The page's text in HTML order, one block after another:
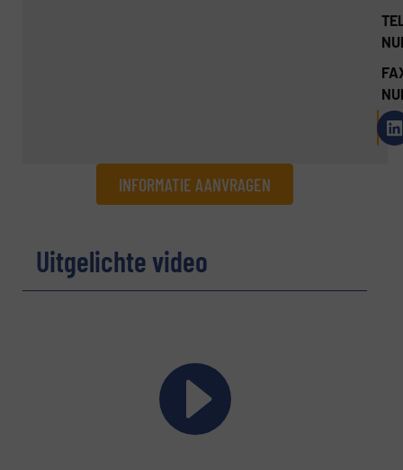
INFORMATIE AANVRAGEN
Naam(Vereist)
Uitgelichte video